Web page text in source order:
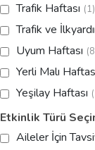
Trafik Haftası (1)
Trafik ve
Uyum Haftası
Yerli Malı
Yeşilay Haftası
Etkinlik Türü
Aileler İçin